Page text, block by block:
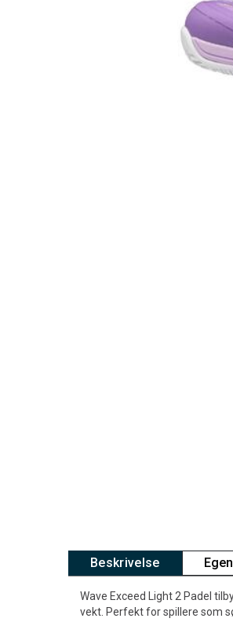
Beskrivelse
Wave Exceed Light 2 Padel
vekt. Perfekt for spillere som